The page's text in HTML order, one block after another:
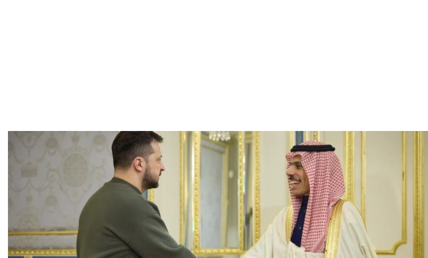
Встреча президента Украины с министром иностранных дел Королевства Саудовская Аравия
Офис президента Украины
Президент Владимир Зеленский встретился в Киеве с министром иностранных дел Саудовской
Аравии принцем Фейсалом бин Фарханом Аль Саудом. По словам главы государства, это первый за
30 лет визит главы МИД Саудовской Аравии в Украину с момента установления дипломатических
отношений между странами.
Об этом сообщается на сайте
президента Украины и пишет «Укринформ».
Министр иностранных дел Саудовской Аравии заявил, что саудовская сторона ознакомилась с
положениямиукраинской «формулы мира» и выразил надежду, что они станут основой будущего
урегулирования войны.